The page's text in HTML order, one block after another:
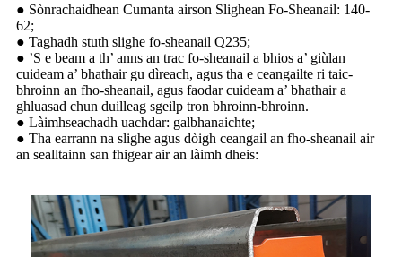
● Sònrachaidhean Cumanta airson Slighean Fo-Sheanail: 140-
62;
● Taghadh stuth slighe fo-sheanail Q235;
● ’S e beam a th’ anns an trac fo-sheanail a bhios a’ giùlan
cuideam a’ bhathair gu dìreach, agus tha e ceangailte ri taic-
bhroinn an fho-sheanail, agus faodar cuideam a’ bhathair a
ghluasad chun duilleag sgeilp tron ​​​​bhroinn-bhroinn.
● Làimhseachadh uachdar: galbhanaichte;
● Tha earrann na slighe agus dòigh ceangail an fho-sheanail air
an sealltainn san fhigear air an làimh dheis: